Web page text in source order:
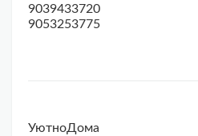
9039433720
9053253775
УютноДома